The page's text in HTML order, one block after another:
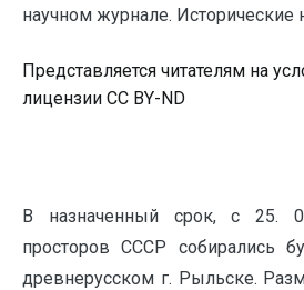
научном журнале. Исторические
Представляется читателям на
лицензии CC BY-ND
В назначенный срок, с 25.
просторов СССР собирались
древнерусском г. Рыльске.